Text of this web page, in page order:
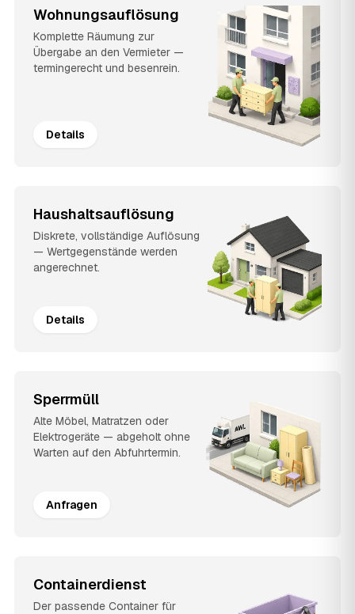
Wohnungsauflösung
Komplette Räumung zur
Übergabe an den Vermieter —
termingerecht und besenrein.
Details
Haushaltsauflösung
Diskrete, vollständige Auflösung
— Wertgegenstände werden
angerechnet.
Details
Sperrmüll
Alte Möbel, Matratzen oder
Elektrogeräte — abgeholt ohne
Warten auf den Abfuhrtermin.
Anfragen
Containerdienst
Der passende Container für